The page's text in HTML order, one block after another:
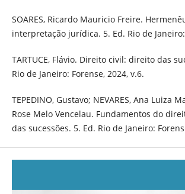
SOARES, Ricardo Mauricio Freire.
interpretação jurídica. 5. Ed. Rio de
TARTUCE, Flávio. Direito civil: direito das
Rio de Janeiro: Forense, 2024, v.6.
TEPEDINO, Gustavo; NEVARES, Ana Luiza
Rose Melo Vencelau. Fundamentos do
das sucessões. 5. Ed. Rio de Janeiro: